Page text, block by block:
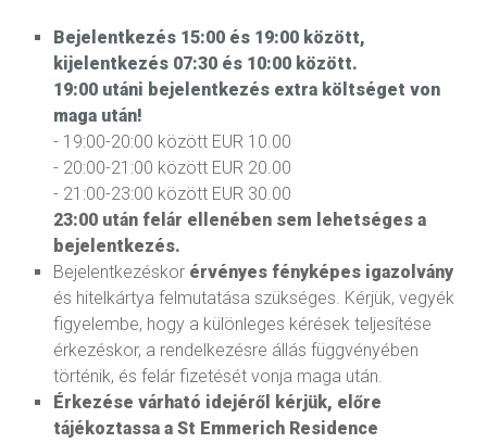
Bejelentkezés 15:00 és 19:00 között,
kijelentkezés 07:30 és 10:00 között.
19:00 utáni bejelentkezés extra költséget von
maga után!
- 19:00-20:00 között EUR 10.00
- 20:00-21:00 között EUR 20.00
- 21:00-23:00 között EUR 30.00
23:00 után felár ellenében sem lehetséges a
bejelentkezés.
Bejelentkezéskor érvényes fényképes igazolvány
és hitelkártya felmutatása szükséges. Kérjük, vegyék
figyelembe, hogy a különleges kérések teljesítése
érkezéskor, a rendelkezésre állás függvényében
történik, és felár fizetését vonja maga után.
Érkezése várható idejéről kérjük, előre
tájékoztassa a St Emmerich Residence